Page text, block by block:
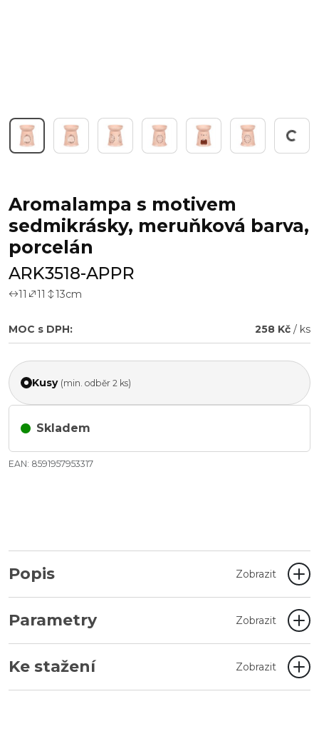
Pracuji...
Aromalampa s motivem
sedmikrásky, meruňková barva,
porcelán
ARK3518-APPR
11 11 13cm
MOC s DPH: 258 Kč / ks
Kusy (min. odběr 2 ks)
Skladem
EAN: 8591957953317
Popis Zobrazit
Parametry Zobrazit
Ke stažení Zobrazit